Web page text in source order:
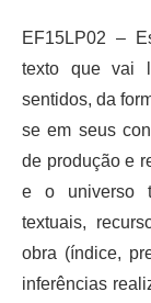
EF15LP02 –
texto que vai
sentidos, da
se em seus
de produção e
e o universo
textuais,
obra (índice,
inferências